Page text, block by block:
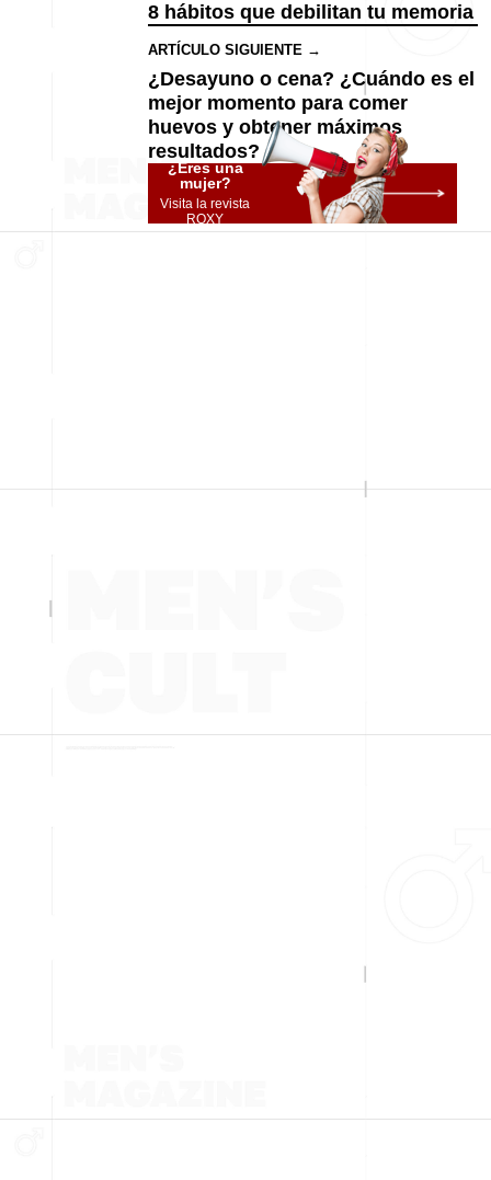
8 hábitos que debilitan tu memoria
ARTÍCULO SIGUIENTE →
¿Desayuno o cena? ¿Cuándo es el
mejor momento para comer
huevos y obtener máximos
resultados?
¿Eres una
mujer?
Visita la revista
ROXY